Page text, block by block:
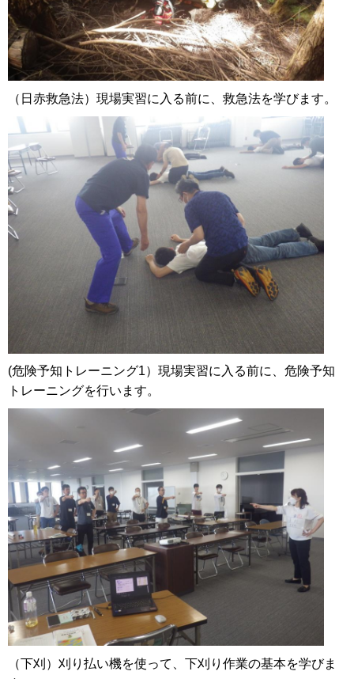
（日赤救急法）現場実習に入る前に、救急法を学びます。
(危険予知トレーニング1）現場実習に入る前に、危険予知
トレーニングを行います。
（下刈）刈り払い機を使って、下刈り作業の基本を学びま